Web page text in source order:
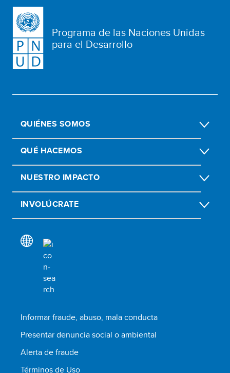
Programa de las Naciones Unidas
para el Desarrollo
QUIÉNES SOMOS
QUÉ HACEMOS
NUESTRO IMPACTO
INVOLÚCRATE
Informar fraude, abuso, mala conducta
Presentar denuncia social o ambiental
Alerta de fraude
Términos de Uso